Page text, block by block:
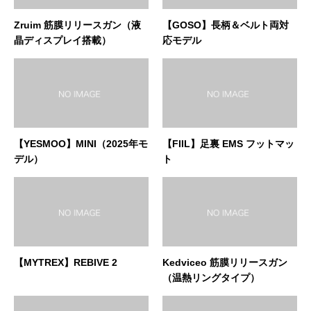
Zruim 筋膜リリースガン（液
晶ディスプレイ搭載）
【GOSO】長柄＆ベルト両対
応モデル
【YESMOO】MINI（2025年モ
デル）
【FIIL】足裏 EMS フットマッ
ト
【MYTREX】REBIVE 2
Kedviceo 筋膜リリースガン
（温熱リングタイプ）